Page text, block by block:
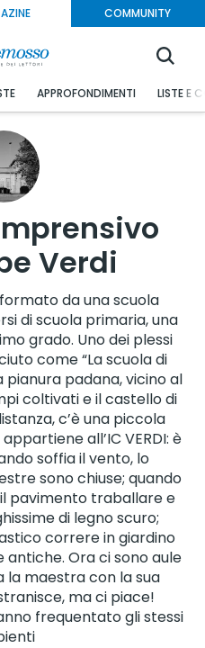
COMMUNITY
APPROFONDIMENTI LISTE E
Verdi
formato da una scuola
di scuola primaria, una
grado. Uno dei plessi
come “La scuola di
pianura padana, vicino al
coltivati e il castello di
c’è una piccola
all’IC VERDI: è
soffia il vento, lo
sono chiuse; quando
pavimento traballare e
di legno scuro;
correre in giardino
Ora ci sono aule
la maestra con la sua
ma ci piace!
frequentato gli stessi